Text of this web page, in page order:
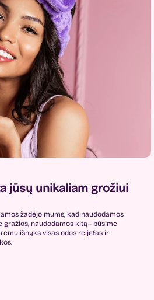
jūsų unikaliam grožiui
žadėjo mums, kad naudodamos
gražios, naudodamos kitą - būsime
išnyks visas odos reljefas ir